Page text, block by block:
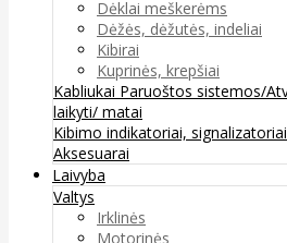
Dėklai meškerėms
Dėžės, dėžutės, indeliai
Kibirai
Kuprinės, krepšiai
Kabliukai Paruoštos sistemos/
laikyti/ matai
Kibimo indikatoriai, signalizatoriai
Aksesuarai
Laivyba
Valtys
Irklinės
Motorinės